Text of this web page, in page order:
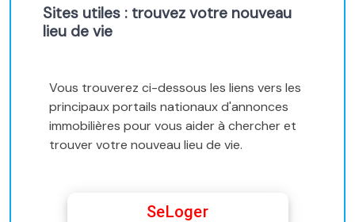
Sites utiles : trouvez votre nouveau
lieu de vie
Vous trouverez ci-dessous les liens vers les
principaux portails nationaux d'annonces
immobilières pour vous aider à chercher et
trouver votre nouveau lieu de vie.
SeLoger